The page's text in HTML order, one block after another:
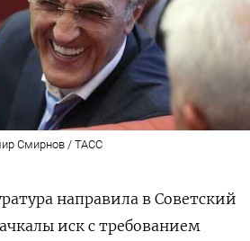
Смирнов / ТАСС
направила в Советский
иск с требованием